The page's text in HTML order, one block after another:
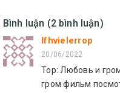
Bình luận (2 bình luận)
lfhvielerrop
20/06/2022
Тор: Любовь и
гром фильм